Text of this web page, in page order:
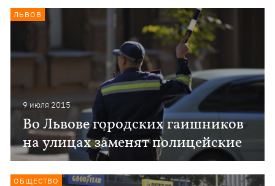
9 июля 2015
Во Львове городских гаишников
на улицах заменят полицейские
ЛЬВОВ
ОБЩЕСТВО